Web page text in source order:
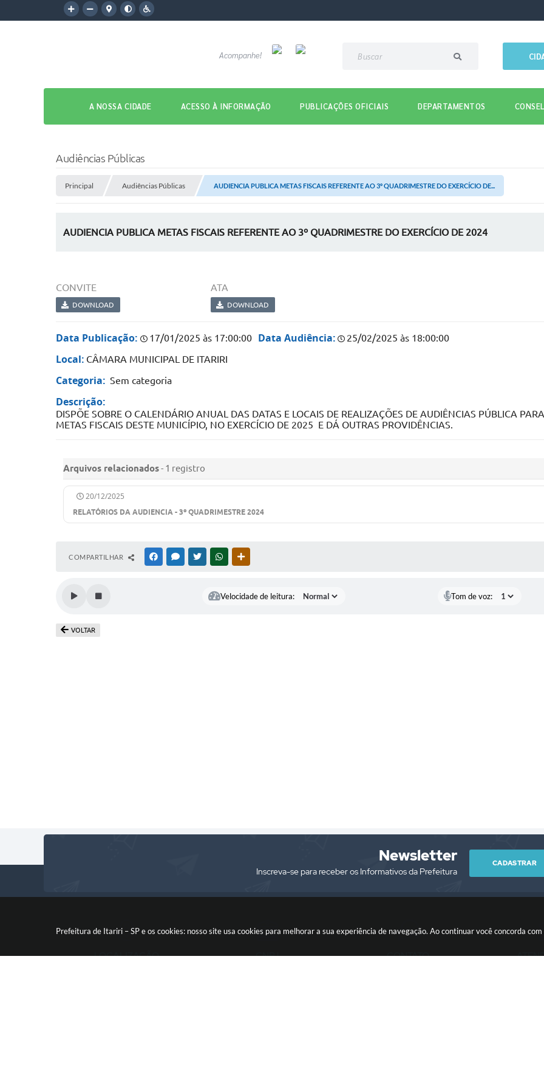
Prefeitura de Itariri – SP e os cookies: nosso site usa cookies para melhorar a sua experiência de navegação. Ao continuar você concorda com
Acompanhe!
A NOSSA CIDADE ACESSO À INFORMAÇÃO PUBLICAÇÕES OFICIAIS DEPARTAMENTOS
Audiências Públicas
Principal Audiências Públicas AUDIENCIA PUBLICA METAS FISCAIS REFERENTE AO 3º QUADRIMESTRE DO EXERCÍCIO DE...
AUDIENCIA PUBLICA METAS FISCAIS REFERENTE AO 3º QUADRIMESTRE DO EXERCÍCIO DE 2024
CONVITE
DOWNLOAD
ATA
DOWNLOAD
Data Publicação: 17/01/2025 às 17:00:00 Data Audiência: 25/02/2025 às 18:00:00
Local: CÂMARA MUNICIPAL DE ITARIRI
Categoria: Sem categoria
Descrição:
DISPÕE SOBRE O CALENDÁRIO ANUAL DAS DATAS E LOCAIS DE REALIZAÇÕES DE AUDIÊNCIAS PÚBLICA
METAS FISCAIS DESTE MUNICÍPIO, NO EXERCÍCIO DE 2025 E DÁ OUTRAS PROVIDÊNCIAS.
Arquivos relacionados- 1 registro
20/12/2025
RELATÓRIOS DA AUDIENCIA - 3º QUADRIMESTRE 2024
COMPARTILHAR FACEBOOKMESSENGER
TWITTERWHATSAPP
Velocidade de leitura: Tom de voz:
VOLTAR
Newsletter
Inscreva-se para receber os Informativos da Prefeitura
CADASTRAR
LOCALIZAÇÃO CNPJ CONTATO